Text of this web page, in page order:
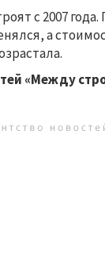
с 2007
а
«Между